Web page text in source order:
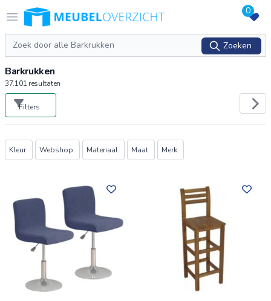
Open menu
Logo Meubeloverzicht.nl 0
Zoeken
Zoeken
Barkrukken
37.101 resultaten
Filters
Producten
Kleur Webshop Materiaal Maat Merk